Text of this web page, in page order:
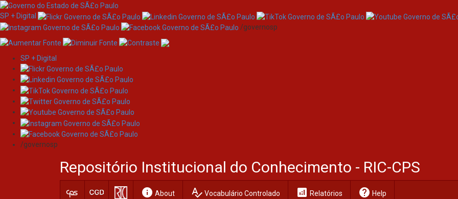
Skip
navigation
SP + Digital
/governosp
SP + Digital
/governosp
Repositório Institucional do Conhecimento - RIC-CPS
info About spellcheck Vocabulário Controlado analytics Relatórios help Help
Search
Current filters: